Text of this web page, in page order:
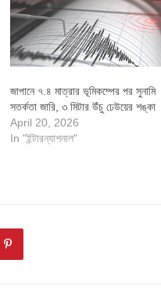
জাপানে ৭.৪ মাত্রার ভূমিকম্পের পর সুনামি
সতর্কতা জারি, ৩ মিটার উঁচু ঢেউয়ের শঙ্কা
April 20, 2026
In "ইন্টারন্যাশনাল"